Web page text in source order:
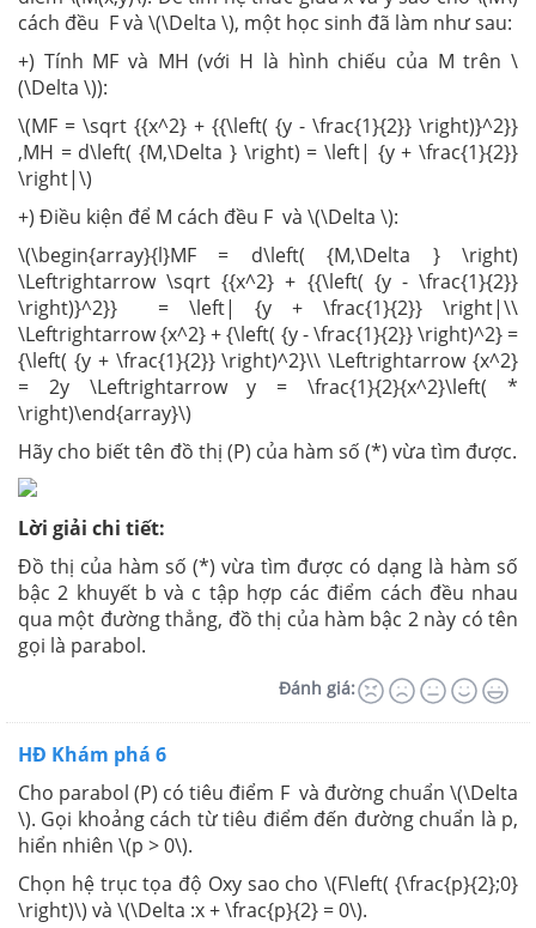
cách đều F và \(\Delta \), một học sinh đã làm như sau:
+) Tính MF và MH (với H là hình chiếu của M trên \
(\Delta \)):
\(MF = \sqrt {{x^2} + {{\left( {y - \frac{1}{2}} \right)}^2}}
,MH = d\left( {M,\Delta } \right) = \left| {y + \frac{1}{2}}
\right|\)
+) Điều kiện để M cách đều F và \(\Delta \):
\(\begin{array}{l}MF = d\left( {M,\Delta } \right)
\Leftrightarrow \sqrt {{x^2} + {{\left( {y - \frac{1}{2}}
\right)}^2}} = \left| {y + \frac{1}{2}} \right|\\
\Leftrightarrow {x^2} + {\left( {y - \frac{1}{2}} \right)^2} =
{\left( {y + \frac{1}{2}} \right)^2}\\ \Leftrightarrow {x^2}
= 2y \Leftrightarrow y = \frac{1}{2}{x^2}\left( *
\right)\end{array}\)
Hãy cho biết tên đồ thị (P) của hàm số (*) vừa tìm được.
Lời giải chi tiết:
Đồ thị của hàm số (*) vừa tìm được có dạng là hàm số
bậc 2 khuyết b và c tập hợp các điểm cách đều nhau
qua một đường thẳng, đồ thị của hàm bậc 2 này có tên
gọi là parabol.
Đánh giá:
HĐ Khám phá 6
Cho parabol (P) có tiêu điểm F và đường chuẩn \(\Delta
\). Gọi khoảng cách từ tiêu điểm đến đường chuẩn là p,
hiển nhiên \(p > 0\).
Chọn hệ trục tọa độ Oxy sao cho \(F\left( {\frac{p}{2};0}
\right)\) và \(\Delta :x + \frac{p}{2} = 0\).